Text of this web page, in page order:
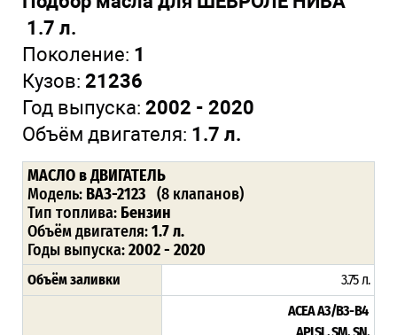
1.7 л.
Поколение: 1
Кузов: 21236
Год выпуска: 2002 - 2020
Объём двигателя: 1.7 л.
МАСЛО в ДВИГАТЕЛЬ
Модель: ВАЗ-2123 (8 клапанов)
Тип топлива: Бензин
Объём двигателя:1.7 л.
Годы выпуска:2002 - 2020
Объём заливки 3.75 л.
ACEA А3/В3-В4
API SL, SM, SN.